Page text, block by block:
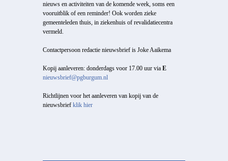
nieuws en activiteiten van de komende week, soms een
vooruitblik of een reminder! Ook worden zieke
gemeenteleden thuis, in ziekenhuis of revalidatiecentra
vermeld.
Contactpersoon redactie nieuwsbrief is Joke Aaikema
Kopij aanleveren: donderdags voor 17.00 uur via E
nieuwsbrief@pgburgum.nl
Richtlijnen voor het aanleveren van kopij van de
nieuwsbrief klik hier